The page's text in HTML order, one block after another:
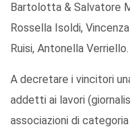
Bartolotta & Salvatore
Rossella Isoldi,
Ruisi, Antonella Verriello.
A decretare i vincitori
addetti ai lavori
associazioni di